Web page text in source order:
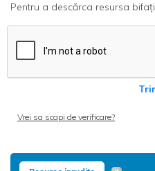
Pentru a descărca resursa
Vrei sa scapi de verificare?